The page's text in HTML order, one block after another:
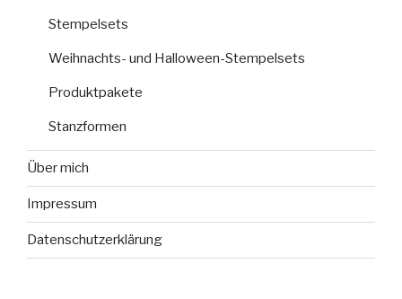
Stempelsets
Weihnachts- und Halloween-Stempelsets
Produktpakete
Stanzformen
Über mich
Impressum
Datenschutzerklärung